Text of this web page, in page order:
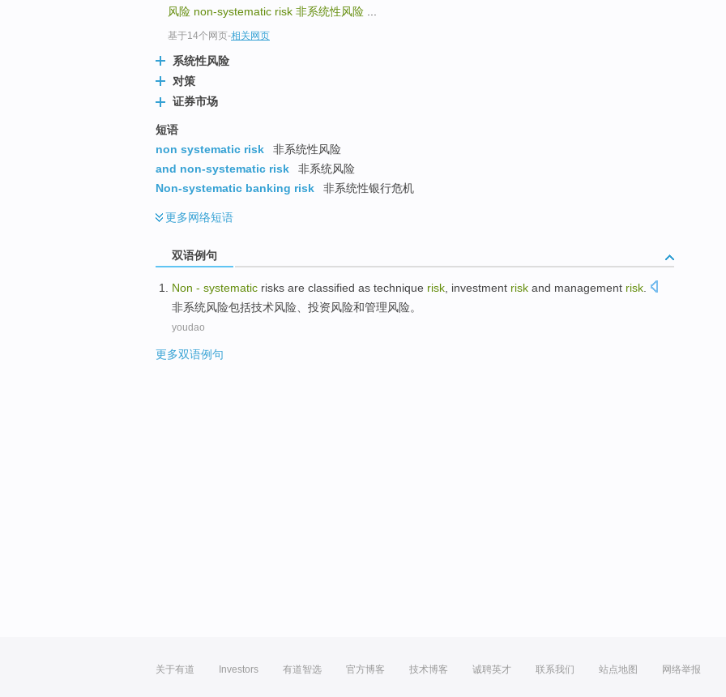
风险 non-systematic risk 非系统性风险
基于14个网页-相关网页
系统性风险
对策
证券市场
短语
non systematic risk
非系统性风险
and non-systematic risk
非系统风险
Non-systematic banking risk
非系统性银行危机
更多网络短语
双语例句
Non - systematic risks are classified as technique risk investment risk and management risk
非系统风险包括技术风险 投资风险和管理风险。
youdao
更多双语例句
关于有道 Investors 有道智选 官方博客 技术博客 诚聘英才 联系我们 站点地图 网络举报